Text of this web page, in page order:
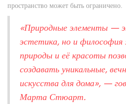
пространство может быть ограничено.
«Природные элементы —
эстетика, но и
природы и её красоты
создавать уникальные,
искусства для дома», —
Марта Стюарт.